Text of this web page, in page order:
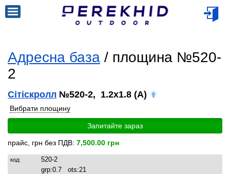
Адресна база / площина №520-
2
Сітіскролл №520-2, 1.2x1.8 (A)
Вибрати площину
Запитайте зараз
прайс, грн без ПДВ: 7,500.00 грн
код:
520-2
grp:0.7 ots:21